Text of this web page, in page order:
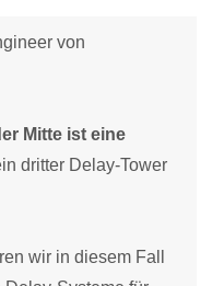
von
Mitte ist eine
dritter Delay-Tower
wir in diesem Fall